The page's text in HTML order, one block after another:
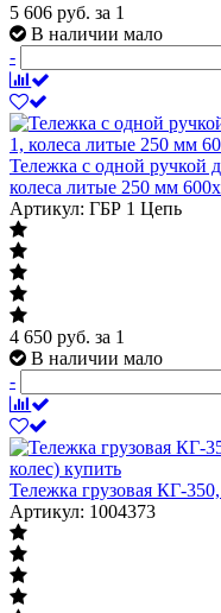
5 606 руб. за 1
В наличии мало
-
Тележка с одной ручкой
колеса литые 250 мм
Артикул: ГБР 1 Цепь
4 650 руб. за 1
В наличии мало
-
Тележка грузовая КГ-
Артикул: 1004373